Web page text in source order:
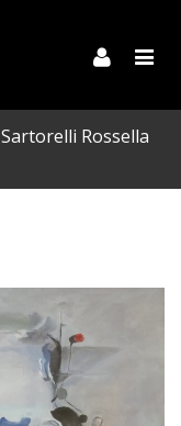
Sartorelli Rossella